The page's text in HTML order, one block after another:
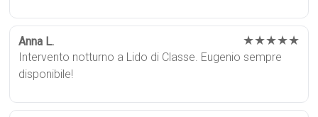
Anna L. ★★★★★
Intervento notturno a Lido di Classe. Eugenio sempre
disponibile!